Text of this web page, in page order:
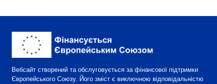
Вебсайт створений та обслуговується за фінансової підтримки
Європейського Союзу. Його зміст є виключною відповідальністю